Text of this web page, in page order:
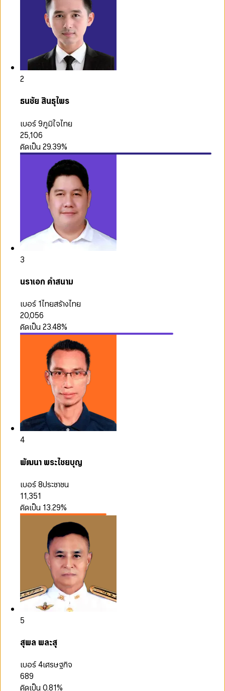
2
ธนชัย สินธุไพร
เบอร์ 9ภูมิใจไทย
25,106
คิดเป็น29.39%
3
นราเอก คำสนาม
เบอร์ 1ไทยสร้างไทย
20,056
คิดเป็น23.48%
4
พัฒนา พระไชยบุญ
เบอร์ 8ประชาชน
11,351
คิดเป็น 13.29%
5
สุพล พละสุ
เบอร์ 4เศรษฐกิจ
689
คิดเป็น0.81%